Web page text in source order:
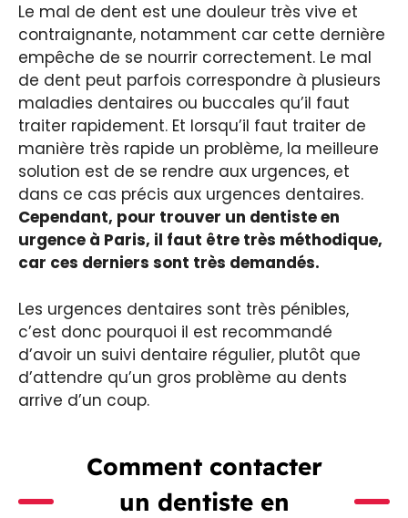
Le mal de dent est une douleur très vive et
contraignante, notamment car cette dernière
empêche de se nourrir correctement. Le mal
de dent peut parfois correspondre à plusieurs
maladies dentaires ou buccales qu’il faut
traiter rapidement. Et lorsqu’il faut traiter de
manière très rapide un problème, la meilleure
solution est de se rendre aux urgences, et
dans ce cas précis aux urgences dentaires.
Cependant, pour trouver un dentiste en
urgence à Paris, il faut être très méthodique,
car ces derniers sont très demandés.
Les urgences dentaires sont très pénibles,
c’est donc pourquoi il est recommandé
d’avoir un suivi dentaire régulier, plutôt que
d’attendre qu’un gros problème au dents
arrive d’un coup.
Comment contacter
un dentiste en